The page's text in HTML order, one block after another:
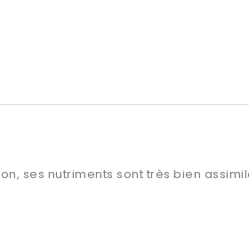
ses nutriments sont très bien